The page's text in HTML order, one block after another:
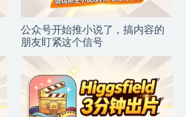
公众号开始推小说了，搞内容的
朋友盯紧这个信号